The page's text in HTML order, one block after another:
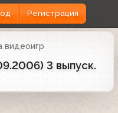
Регистрация
видеоигр
3 выпуск.